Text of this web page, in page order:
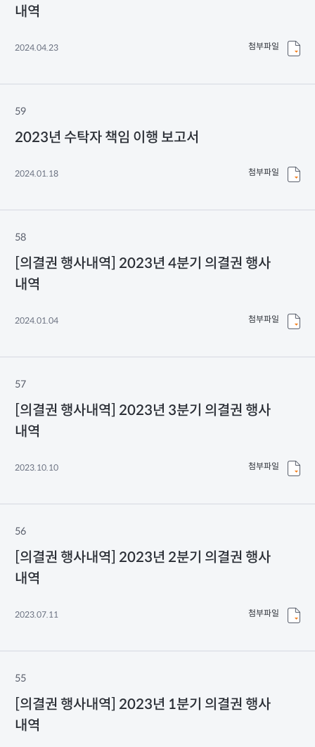
내역
2024.04.23 첨부파일
59
2023년 수탁자 책임 이행 보고서
2024.01.18 첨부파일
58
[의결권 행사내역] 2023년 4분기 의결권 행사
내역
2024.01.04 첨부파일
57
[의결권 행사내역] 2023년 3분기 의결권 행사
내역
2023.10.10 첨부파일
56
[의결권 행사내역] 2023년 2분기 의결권 행사
내역
2023.07.11 첨부파일
55
[의결권 행사내역] 2023년 1분기 의결권 행사
내역